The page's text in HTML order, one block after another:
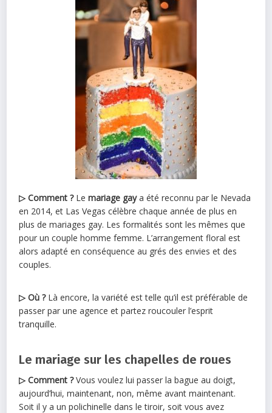
▷ Comment ? Lemariage gaya été reconnu par le Nevada
en 2014, et Las Vegas célèbre chaque année de plus en
plus de mariages gay. Les formalités sont les mêmes que
pour un couple homme femme. L’arrangement floral est
alors adapté en conséquence au grés des envies et des
couples.
▷ Où ? Là encore, la variété est telle qu’il est préférable de
passer par une agence et partez roucouler l’esprit
tranquille.
Le mariage sur les chapelles de roues
▷ Comment ?Vous voulez lui passer la bague au doigt,
aujourd’hui, maintenant, non, même avant maintenant.
Soit il y a un polichinelle dans le tiroir, soit vous avez